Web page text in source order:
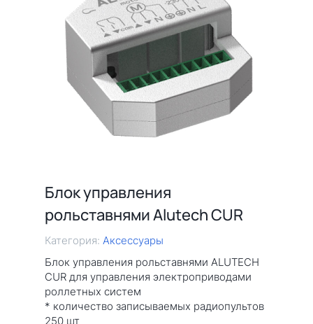
Блок управления
рольставнями Alutech CUR
Категория: Аксессуары
Блок управления рольставнями ALUTECH
CUR для управления электроприводами
роллетных систем
* количество записываемых радиопультов
250 шт